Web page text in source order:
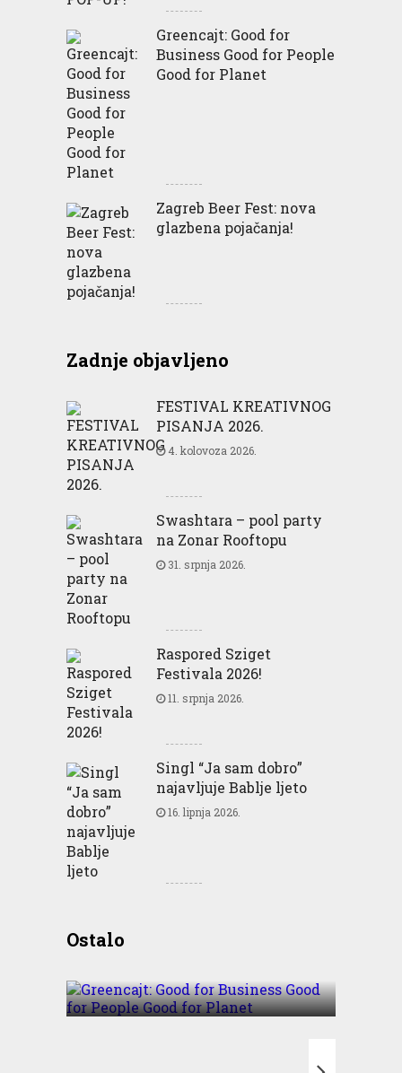
Greencajt: Good for
Business Good for People
Good for Planet
Zagreb Beer Fest: nova
glazbena pojačanja!
Zadnje objavljeno
FESTIVAL KREATIVNOG
PISANJA 2026.
4. kolovoza 2026.
Swashtara – pool party
na Zonar Rooftopu
31. srpnja 2026.
Raspored Sziget
Festivala 2026!
11. srpnja 2026.
Singl “Ja sam dobro”
najavljuje Bablje ljeto
16. lipnja 2026.
OstaloBusiness Good for People